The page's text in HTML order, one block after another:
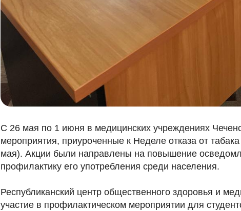
С 26 мая по 1 июня в медицинских учреждениях
мероприятия, приуроченные к Неделе отказа от
мая). Акции были направлены на повышение
профилактику его употребления среди населения.
Республиканский центр общественного здоровья и
участие в профилактическом мероприятии для